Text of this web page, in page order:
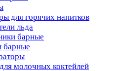
для горячих напитков
льда
барные
барные
молочных коктейлей